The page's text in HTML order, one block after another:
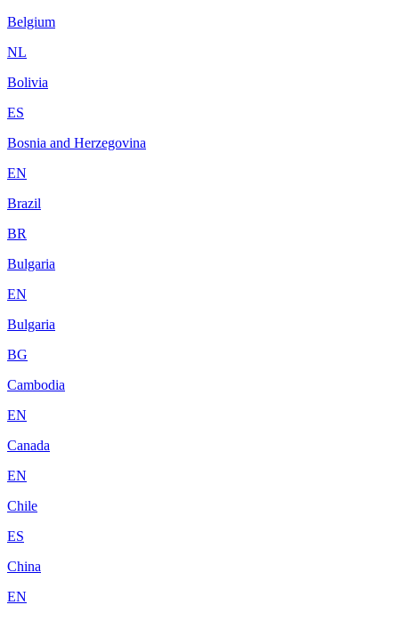
Belgium
NL
Bolivia
ES
Bosnia and Herzegovina
EN
Brazil
BR
Bulgaria
EN
Bulgaria
BG
Cambodia
EN
Canada
EN
Chile
ES
China
EN